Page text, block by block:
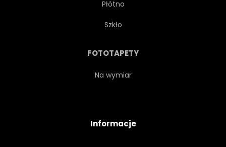
Płótno
Szkło
FOTOTAPETY
Na wymiar
Informacje